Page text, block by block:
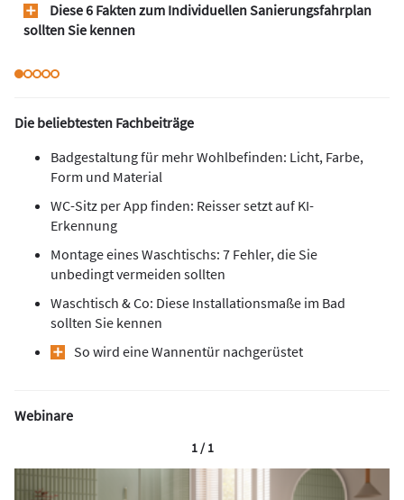
Diese 6 Fakten zum Individuellen Sanierungsfahrplan
sollten Sie kennen
Die beliebtesten Fachbeiträge
Badgestaltung für mehr Wohlbefinden: Licht, Farbe,
Form und Material
WC-Sitz per App finden: Reisser setzt auf KI-
Erkennung
Montage eines Waschtischs: 7 Fehler, die Sie
unbedingt vermeiden sollten
Waschtisch & Co: Diese Installationsmaße im Bad
sollten Sie kennen
So wird eine Wannentür nachgerüstet
Webinare
1 / 1